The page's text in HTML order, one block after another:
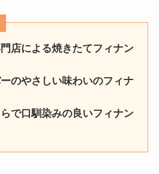
店による焼きたてフィナン
のやさしい味わいのフィナ
で口馴染みの良いフィナン